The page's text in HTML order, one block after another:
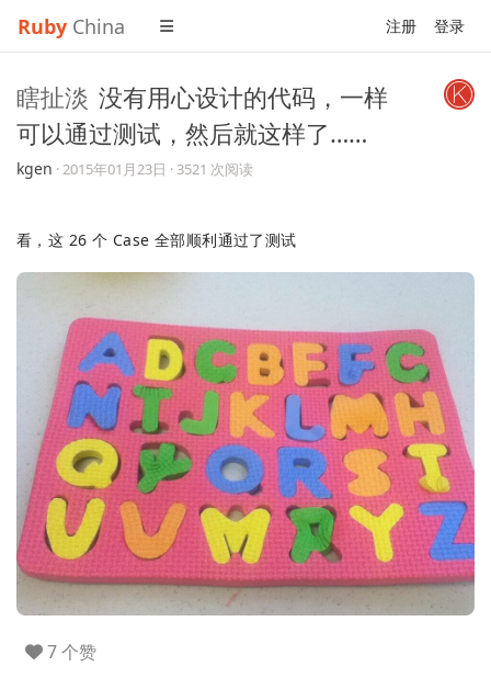
Ruby China 注册 登录
瞎扯淡 没有用心设计的代码，一样
可以通过测试，然后就这样了……
kgen ·2015年01月23日 · 3521 次阅读
看，这 26 个 Case 全部顺利通过了测试
7 个赞